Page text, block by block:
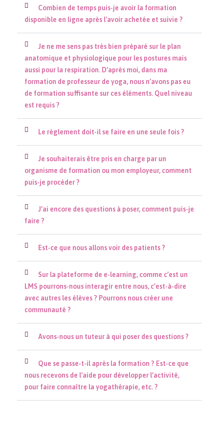
Combien de temps puis-je avoir la formation
disponible en ligne après l’avoir achetée et suivie ?
Je ne me sens pas très bien préparé sur le plan
anatomique et physiologique pour les postures mais
aussi pour la respiration. D’après moi, dans ma
formation de professeur de yoga, nous n’avons pas eu
de formation suffisante sur ces éléments. Quel niveau
est requis ?
Le règlement doit-il se faire en une seule fois ?
Je souhaiterais être pris en charge par un
organisme de formation ou mon employeur, comment
puis-je procéder ?
J’ai encore des questions à poser, comment puis-je
faire ?
Est-ce que nous allons voir des patients ?
Sur la plateforme de e-learning, comme c’est un
LMS pourrons-nous interagir entre nous, c’est-à-dire
avec autres les élèves ? Pourrons nous créer une
communauté ?
Avons-nous un tuteur à qui poser des questions ?
Que se passe-t-il après la formation ? Est-ce que
nous recevons de l’aide pour développer l’activité,
pour faire connaître la yogathérapie, etc. ?